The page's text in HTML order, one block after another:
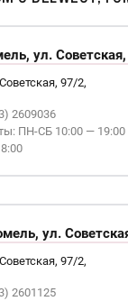
ул.
97/2,
2609036
ПН-СБ 10:00 — 19:00
ул.
97/2,
2601125